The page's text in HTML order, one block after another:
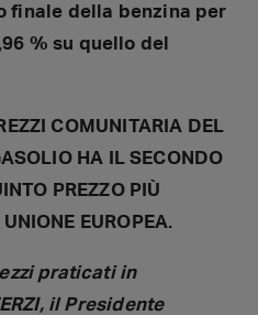
finale della benzina per
% su quello del
COMUNITARIA DEL
HA IL SECONDO
PREZZO PIÙ
UNIONE EUROPEA.
praticati in
il Presidente